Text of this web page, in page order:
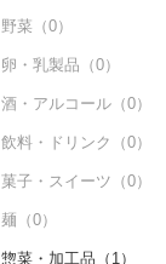
いくら（0）
うに（0）
明太子・たらこ（0）
その他魚卵（0）
貝（0）
うなぎ（0）
鮮魚（0）
野菜（0）
卵・乳製品（0）
酒・アルコール（0）
飲料・ドリンク（0）
菓子・スイーツ（0）
麺（0）
惣菜・加工品（1）